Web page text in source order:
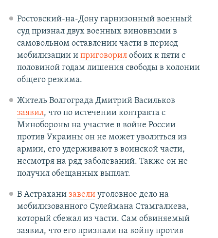
Ростовский-на-Дону гарнизонный военный
суд признал двух военных виновными в
самовольном оставлении части в период
мобилизации и приговорилобоих к пяти с
половиной годам лишения свободы в колонии
общего режима.
Житель Волгограда Дмитрий Васильков
заявил, что по истечении контракта с
Минобороны на участие в войне России
против Украины он не может уволиться из
армии, его удерживают в воинской части,
несмотря на ряд заболеваний. Также он не
получил обещанных выплат.
В Астрахани завелиуголовное дело на
мобилизованного Сулеймана Стамгалиева,
который сбежал из части. Сам обвиняемый
заявил, что его признали на войну против